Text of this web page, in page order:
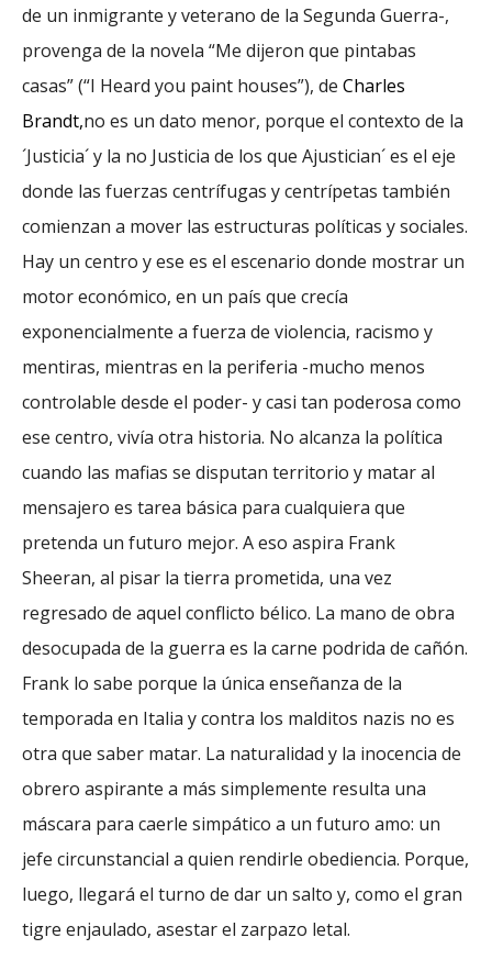
de un inmigrante y veterano de la Segunda Guerra-,
provenga de la novela “Me dijeron que pintabas
casas” (“I Heard you paint houses”), de Charles
Brandt,no es un dato menor, porque el contexto de la
´Justicia´ y la no Justicia de los que Ajustician´ es el eje
donde las fuerzas centrífugas y centrípetas también
comienzan a mover las estructuras políticas y sociales.
Hay un centro y ese es el escenario donde mostrar un
motor económico, en un país que crecía
exponencialmente a fuerza de violencia, racismo y
mentiras, mientras en la periferia -mucho menos
controlable desde el poder- y casi tan poderosa como
ese centro, vivía otra historia. No alcanza la política
cuando las mafias se disputan territorio y matar al
mensajero es tarea básica para cualquiera que
pretenda un futuro mejor. A eso aspira Frank
Sheeran, al pisar la tierra prometida, una vez
regresado de aquel conflicto bélico. La mano de obra
desocupada de la guerra es la carne podrida de cañón.
Frank lo sabe porque la única enseñanza de la
temporada en Italia y contra los malditos nazis no es
otra que saber matar. La naturalidad y la inocencia de
obrero aspirante a más simplemente resulta una
máscara para caerle simpático a un futuro amo: un
jefe circunstancial a quien rendirle obediencia. Porque,
luego, llegará el turno de dar un salto y, como el gran
tigre enjaulado, asestar el zarpazo letal.